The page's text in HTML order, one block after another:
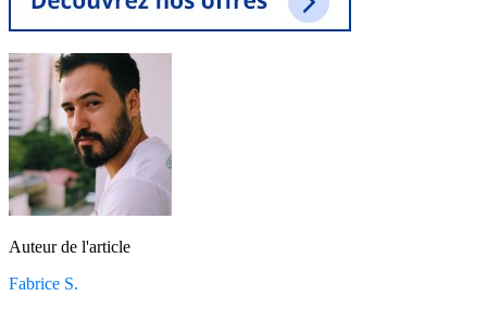
Auteur de l'article
Fabrice S.